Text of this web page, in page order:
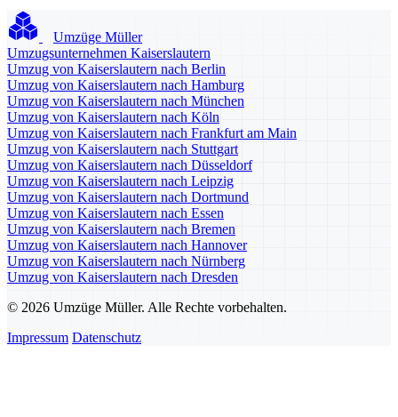
Umzüge Müller
Umzugsunternehmen Kaiserslautern
Umzug von Kaiserslautern nach Berlin
Umzug von Kaiserslautern nach Hamburg
Umzug von Kaiserslautern nach München
Umzug von Kaiserslautern nach Köln
Umzug von Kaiserslautern nach Frankfurt am Main
Umzug von Kaiserslautern nach Stuttgart
Umzug von Kaiserslautern nach Düsseldorf
Umzug von Kaiserslautern nach Leipzig
Umzug von Kaiserslautern nach Dortmund
Umzug von Kaiserslautern nach Essen
Umzug von Kaiserslautern nach Bremen
Umzug von Kaiserslautern nach Hannover
Umzug von Kaiserslautern nach Nürnberg
Umzug von Kaiserslautern nach Dresden
© 2026 Umzüge Müller. Alle Rechte vorbehalten.
Impressum Datenschutz